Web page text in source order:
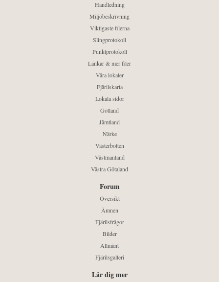
Handledning
Miljöbeskrivning
Viktigaste filerna
Slingprotokoll
Punktprotokoll
Länkar & mer filer
Våra lokaler
Fjärilskarta
Lokala sidor
Gotland
Jämtland
Närke
Västerbotten
Västmanland
Västra Götaland
Forum
Översikt
Ämnen
Fjärilsfrågor
Bilder
Allmänt
Fjärilsgalleri
Lär dig mer